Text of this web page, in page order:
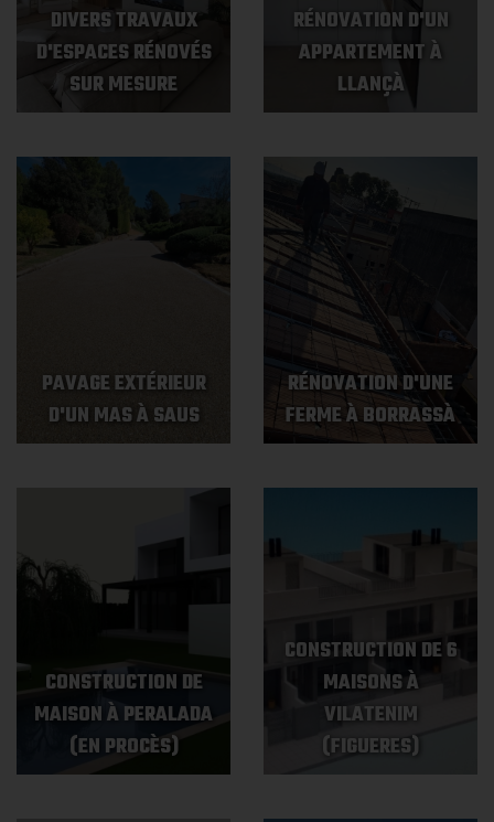
DIVERS TRAVAUX
D'ESPACES RÉNOVÉS
SUR MESURE
RÉNOVATION D'UN
APPARTEMENT À
LLANÇÀ
PAVAGE EXTÉRIEUR
D'UN MAS À SAUS
RÉNOVATION D'UNE
FERME À BORRASSÀ
CONSTRUCTION DE
MAISON À PERALADA
(EN PROCÈS)
CONSTRUCTION DE 6
MAISONS À
VILATENIM
(FIGUERES)